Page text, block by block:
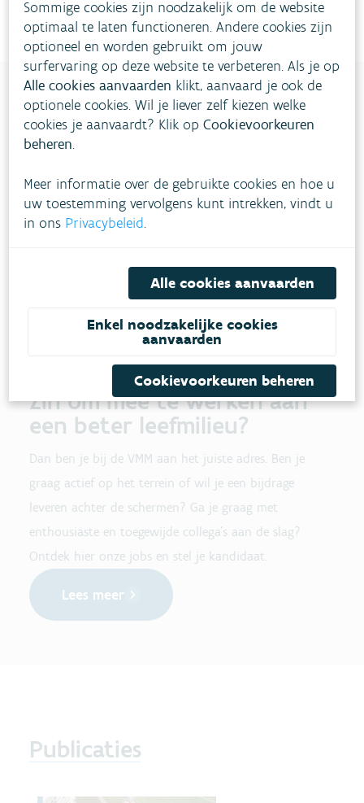
Zin om mee te werken aan
een beter leefmilieu?
Dan ben je bij de VMM aan het juiste adres. Ben je
graag actief op het terrein of wil je een bijdrage
leveren achter de schermen? Ga je graag met
enthousiaste en toegewijde collega's aan de slag?
Ontdek hier onze jobs en stel je kandidaat.
Lees meer
Publicaties
Sommige cookies zijn noodzakelijk om de website
optimaal te laten functioneren. Andere cookies zijn
optioneel en worden gebruikt om jouw
surfervaring op deze website te verbeteren. Als je op
Alle cookies aanvaarden klikt, aanvaard je ook de
optionele cookies. Wil je liever zelf kiezen welke
cookies je aanvaardt? Klik opCookievoorkeuren
beheren.
Meer informatie over de gebruikte cookies en hoe u
uw toestemming vervolgens kunt intrekken, vindt u
in ons Privacybeleid.
Alle cookies aanvaarden
Enkel noodzakelijke cookies
aanvaarden
Cookievoorkeuren beheren